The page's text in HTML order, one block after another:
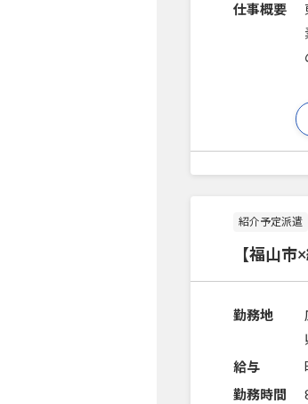
仕事概要
紹介予定派遣
【福山
勤務地
給与
勤務時間